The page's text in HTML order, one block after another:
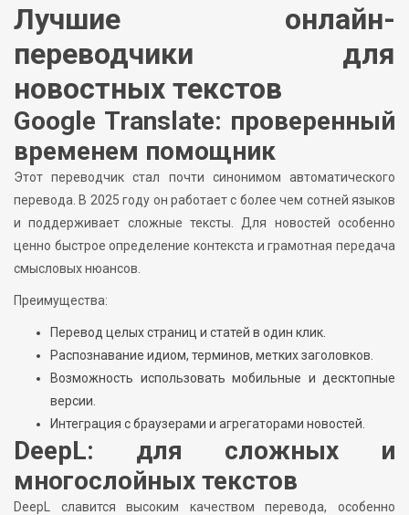
Лучшие онлайн-
переводчики для
новостных текстов
Google Translate: проверенный
временем помощник
Этот переводчик стал почти синонимом автоматического
перевода. В 2025 году он работает с более чем сотней языков
и поддерживает сложные тексты. Для новостей особенно
ценно быстрое определение контекста и грамотная передача
смысловых нюансов.
Преимущества:
Перевод целых страниц и статей в один клик.
Распознавание идиом, терминов, метких заголовков.
Возможность использовать мобильные и десктопные
версии.
Интеграция с браузерами и агрегаторами новостей.
DeepL: для сложных и
многослойных текстов
DeepL славится высоким качеством перевода, особенно